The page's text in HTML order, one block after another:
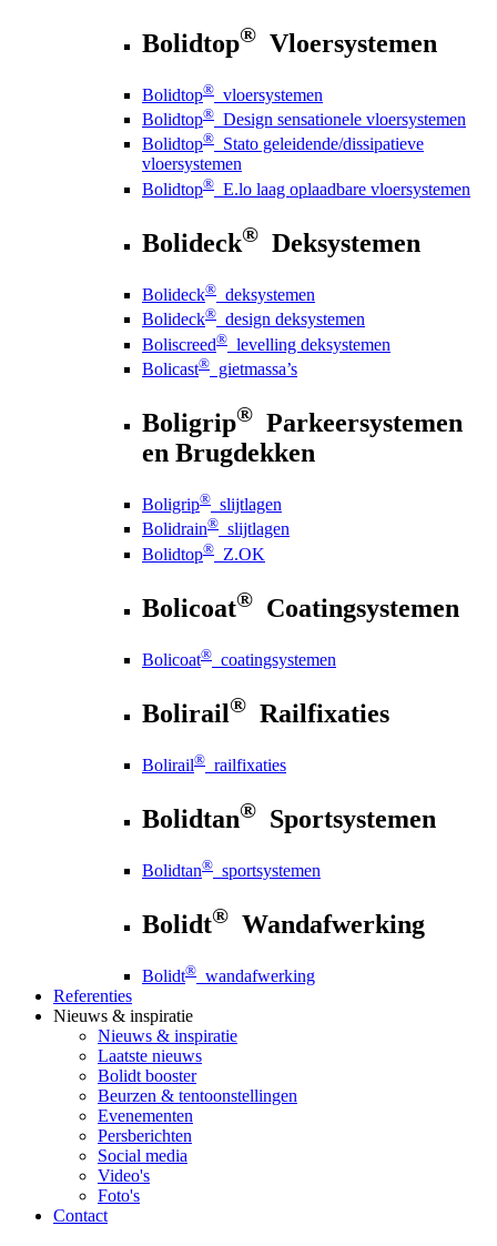
Bolidtop® Vloersystemen
Bolidtop® vloersystemen
Bolidtop® Design sensationele vloersystemen
Bolidtop® Stato geleidende/dissipatieve
vloersystemen
Bolidtop® E.lo laag oplaadbare vloersystemen
Bolideck® Deksystemen
Bolideck® deksystemen
Bolideck® design deksystemen
Boliscreed® levelling deksystemen
Bolicast® gietmassa’s
Boligrip® Parkeersystemen
en Brugdekken
Boligrip® slijtlagen
Bolidrain® slijtlagen
Bolidtop® Z.OK
Bolicoat® Coatingsystemen
Bolicoat® coatingsystemen
Bolirail® Railfixaties
Bolirail® railfixaties
Bolidtan® Sportsystemen
Bolidtan® sportsystemen
Bolidt® Wandafwerking
Bolidt® wandafwerking
Referenties
Nieuws & inspiratie
Nieuws & inspiratie
Laatste nieuws
Bolidt booster
Beurzen & tentoonstellingen
Evenementen
Persberichten
Social media
Video's
Foto's
Contact